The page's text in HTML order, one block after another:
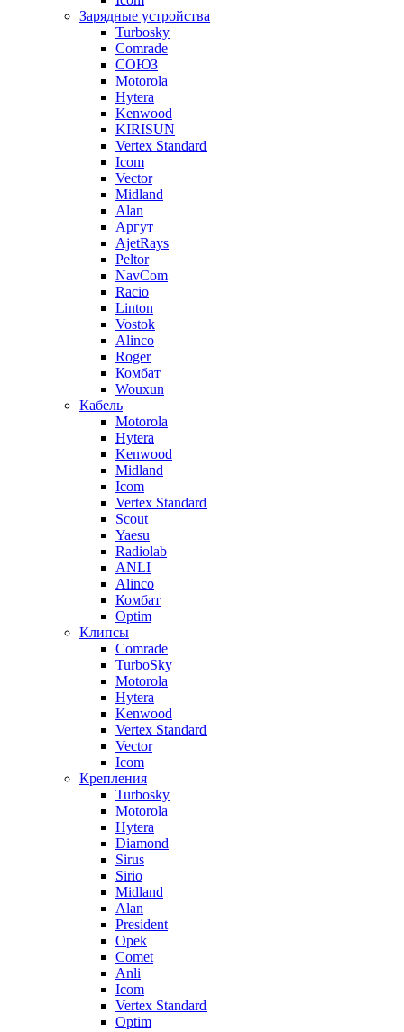
Зарядные устройства
Turbosky
Comrade
СОЮЗ
Motorola
Hytera
Kenwood
KIRISUN
Vertex Standard
Icom
Vector
Midland
Alan
Аргут
AjetRays
Peltor
NavCom
Racio
Linton
Vostok
Alinco
Roger
Комбат
Wouxun
Кабель
Motorola
Hytera
Kenwood
Midland
Icom
Vertex Standard
Scout
Yaesu
Radiolab
ANLI
Alinco
Комбат
Optim
Клипсы
Comrade
TurboSky
Motorola
Hytera
Kenwood
Vertex Standard
Vector
Icom
Крепления
Turbosky
Motorola
Hytera
Diamond
Sirus
Sirio
Midland
Alan
President
Opek
Comet
Anli
Icom
Vertex Standard
Optim